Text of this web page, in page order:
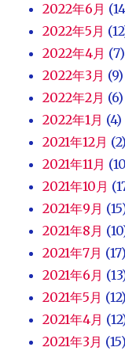
2022年6月
2022年5月
2022年4月 (7)
2022年3月 (9)
2022年2月 (6)
2022年1月 (4)
2021年12月 (2)
2021年11月
2021年10月
2021年9月
2021年8月
2021年7月 (17)
2021年6月
2021年5月 (12)
2021年4月
2021年3月 (15)